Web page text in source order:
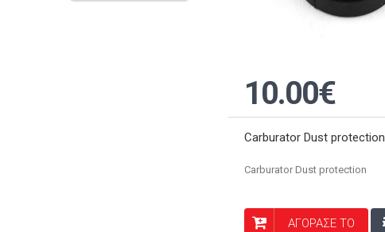
10.00€
Carburator Dust protection
Carburator Dust protection
ΑΓΟΡΑΣΕ ΤΟ